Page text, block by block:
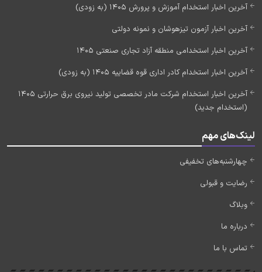
آخرین اخبار استخدام آموزش و پرورش 1405 (به زودی)
آخرین اخبار آزمون تیزهوشان و نمونه دولتی
آخرین اخبار استخدامی منطقه آزاد تجاری صنعتی 1405
آخرین اخبار استخدام کادر اداری قوه قضاییه 1405 (به زودی)
آخرین اخبار استخدام شرکت مادر تخصصی تولید نیروی برق حرارتی 1405
(استخدام جدید)
لینک‌های مهم
چهارشنبه‌های تخفیفی
رضایت و قبولی
وبلاگ
درباره ما
تماس با ما